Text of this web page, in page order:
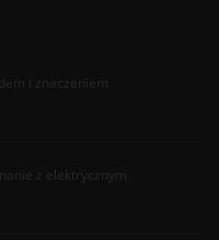
i znaczeniem
z elektrycznym